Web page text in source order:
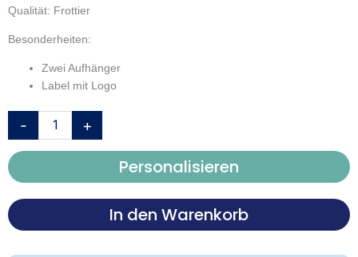
Qualität: Frottier
Besonderheiten:
Zwei Aufhänger
Label mit Logo
-
TAILOR
Saunatuch
-
Bath
Towel
+
Personalisieren
In den Warenkorb